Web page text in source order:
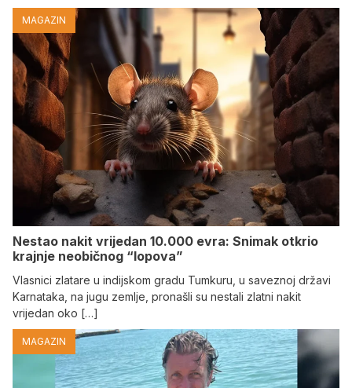
MAGAZIN
Nestao nakit vrijedan 10.000 evra: Snimak otkrio
krajnje neobičnog “lopova”
Vlasnici zlatare u indijskom gradu Tumkuru, u saveznoj državi
Karnataka, na jugu zemlje, pronašli su nestali zlatni nakit
vrijedan oko […]
MAGAZIN